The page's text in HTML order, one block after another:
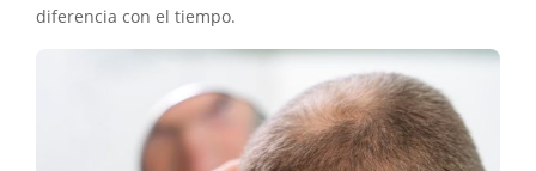
diferencia con el tiempo.